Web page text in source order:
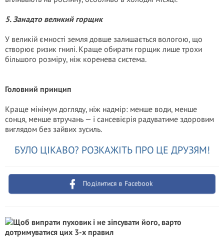
5. Занадто великий горщик
У великій ємності земля довше залишається вологою, що
створює ризик гнилі. Краще обирати горщик лише трохи
більшого розміру, ніж коренева система.
Головний принцип
Краще мінімум догляду, ніж надмір: менше води, менше
сонця, менше втручань — і сансевієрія радуватиме здоровим
виглядом без зайвих зусиль.
БУЛО ЦІКАВО? РОЗКАЖІТЬ ПРО ЦЕ ДРУЗЯМ!
Поділитися в Facebook